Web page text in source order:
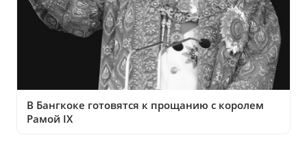
В Бангкоке готовятся к прощанию с королем
Рамой IX